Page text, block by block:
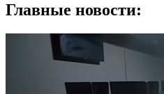
Главные новости: